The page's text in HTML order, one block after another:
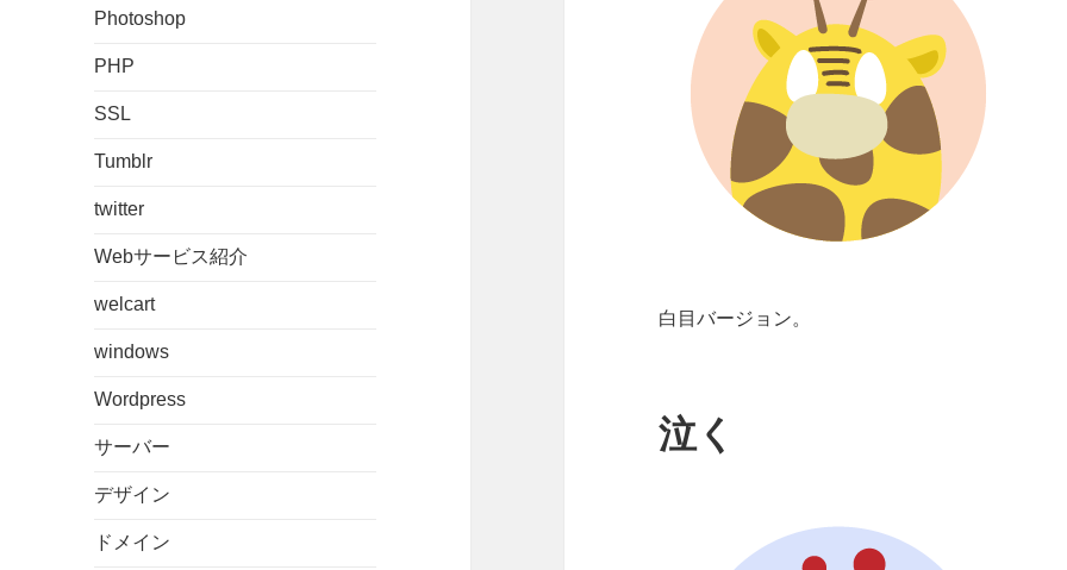
Photoshop
PHP
SSL
Tumblr
twitter
Webサービス紹介
welcart
windows
Wordpress
サーバー
デザイン
ドメイン
白目バージョン。
泣く